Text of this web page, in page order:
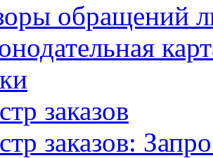
обращений
заказов
заказов: